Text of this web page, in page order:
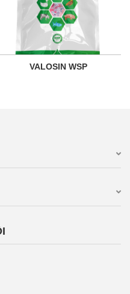
VALOSIN WSP